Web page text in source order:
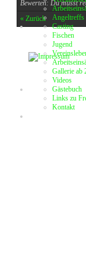
Angeltreffs
Casting
Fischen
Jugend
Gallerie ab
Videos
Gästebuch
Links zu
Kontakt
Bewerten: Du musst
« Zurück